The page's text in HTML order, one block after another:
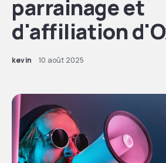
parrainage et
d'affiliation
kevin 10 août 2025